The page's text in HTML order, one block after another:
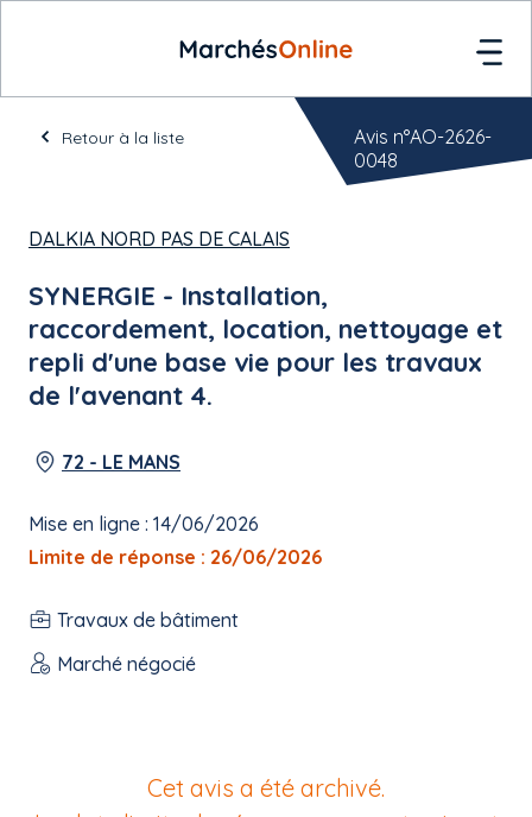
Retour à la liste
DALKIA NORD PAS DE CALAIS
SYNERGIE - Installation,
raccordement, location, nettoyage et
repli d'une base vie pour les travaux
de l'avenant 4.
72 - LE MANS
Mise en ligne : 14/06/2026
Limite de réponse : 26/06/2026
Travaux de bâtiment
Marché négocié
Avis n°AO-2626-
0048
Cet avis a été archivé.